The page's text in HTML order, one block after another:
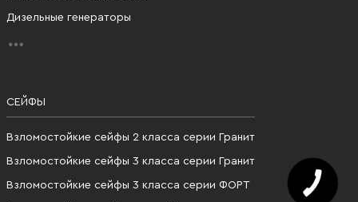
Дизельные генераторы
СЕЙФЫ
Взломостойкие сейфы 2 класса серии Гранит
Взломостойкие сейфы 3 класса серии Гранит
Взломостойкие сейфы 3 класса серии ФОРТ